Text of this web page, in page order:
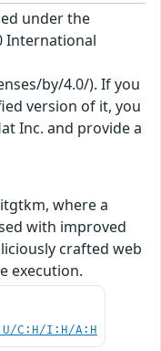
under the
International
by/4.0/). If you
version of it, you
Inc. and provide a
where a
with improved
crafted web
execution.
C:H/I:H/A:H